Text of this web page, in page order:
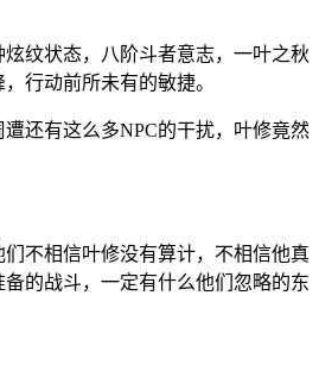
纹状态，八阶斗者意志，一叶之秋
行动前所未有的敏捷。
还有这么多NPC的干扰，叶修竟然
不相信叶修没有算计，不相信他真
的战斗，一定有什么他们忽略的东